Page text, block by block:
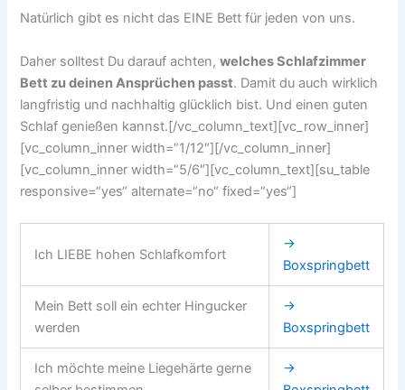
Natürlich gibt es nicht das EINE Bett für jeden von uns.
Daher solltest Du darauf achten,welches Schlafzimmer
Bett zu deinen Ansprüchen passt. Damit du auch wirklich
langfristig und nachhaltig glücklich bist. Und einen guten
Schlaf genießen kannst.[/vc_column_text][vc_row_inner]
[vc_column_inner width=“1/12″][/vc_column_inner]
[vc_column_inner width=“5/6″][vc_column_text][su_table
responsive=“yes“ alternate=“no“ fixed=“yes“]
Ich LIEBE hohen Schlafkomfort
→
Boxspringbett
Mein Bett soll ein echter Hingucker
werden
→
Boxspringbett
Ich möchte meine Liegehärte gerne
→